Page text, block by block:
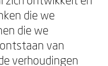
die we
die we
van
verhoudingen